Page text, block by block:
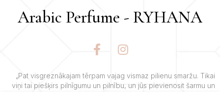
Arabic Perfume - RYHANA
F
a
e
I
n
t
„Pat visgreznākajam tērpam vajag vismaz pilienu smaržu. Tikai
viņi tai piešķirs pilnīgumu un pilnību, un jūs pievienosit šarmu un